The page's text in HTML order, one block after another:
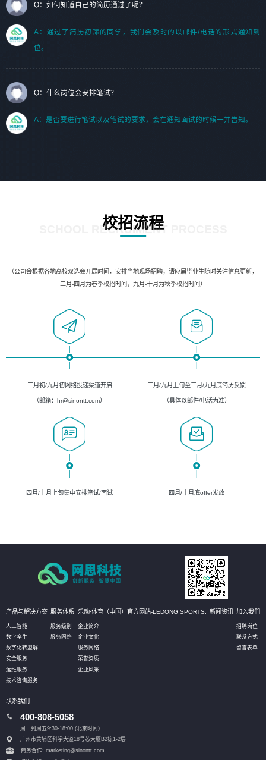
Q：如何知道自己的简历通过了呢？
A：通过了简历初筛的同学，我们会及时的以邮件/电话的形式通知到
位。
Q：什么岗位会安排笔试？
A：是否要进行笔试以及笔试的要求，会在通知面试的时候一并告知。
校招流程
SCHOOL RECRUIMENT PROCESS
（公司会根据各地高校双选会开展时间，安排当地现场招聘，请应届毕业生随时关注信息更新，
三月-四月为春季校招时间，九月-十月为秋季校招时间）
三月初/九月初网络投递渠道开启
（邮箱：hr@sinontt.com）
三月/九月上旬至三月/九月底简历反馈
（具体以邮件/电话为准）
四月/十月上旬集中安排笔试/面试 四月/十月底offer发放
产品与解决方案
人工智能
数字孪生
数字化转型解
安全服务
运维服务
技术咨询服务
服务体系
服务级别
服务网络
乐动·体育（中国）官方网站-LEDONG SPORTS,
企业简介
企业文化
服务网络
荣誉资质
企业风采
新闻资讯 加入我们
招聘岗位
联系方式
留言表单
联系我们
400-808-5058
周一到周五9:30-18:00 (北京时间）
广州市黄埔区科学大道18号芯大厦B2栋1-2层
商务合作: marketing@sinontt.com